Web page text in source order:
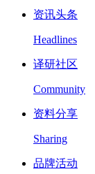
资讯头条
Headlines
译研社区
Community
资料分享
Sharing
品牌活动